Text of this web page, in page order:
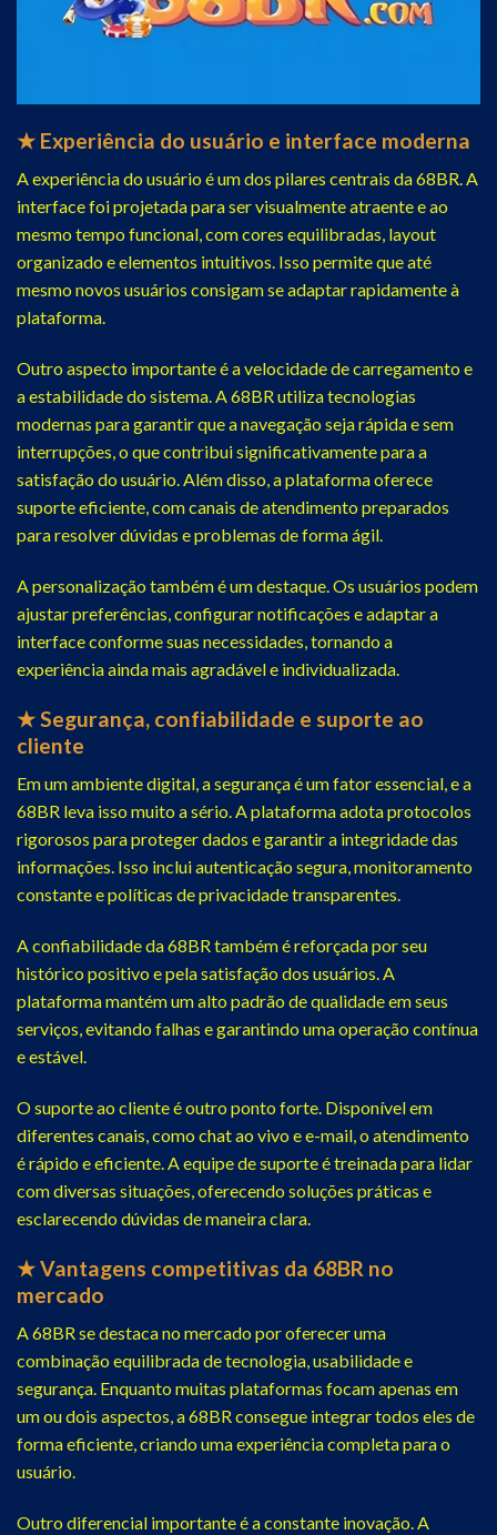
★ Experiência do usuário e interface moderna
A experiência do usuário é um dos pilares centrais da 68BR. A
interface foi projetada para ser visualmente atraente e ao
mesmo tempo funcional, com cores equilibradas, layout
organizado e elementos intuitivos. Isso permite que até
mesmo novos usuários consigam se adaptar rapidamente à
plataforma.
Outro aspecto importante é a velocidade de carregamento e
a estabilidade do sistema. A 68BR utiliza tecnologias
modernas para garantir que a navegação seja rápida e sem
interrupções, o que contribui significativamente para a
satisfação do usuário. Além disso, a plataforma oferece
suporte eficiente, com canais de atendimento preparados
para resolver dúvidas e problemas de forma ágil.
A personalização também é um destaque. Os usuários podem
ajustar preferências, configurar notificações e adaptar a
interface conforme suas necessidades, tornando a
experiência ainda mais agradável e individualizada.
★ Segurança, confiabilidade e suporte ao
cliente
Em um ambiente digital, a segurança é um fator essencial, e a
68BR leva isso muito a sério. A plataforma adota protocolos
rigorosos para proteger dados e garantir a integridade das
informações. Isso inclui autenticação segura, monitoramento
constante e políticas de privacidade transparentes.
A confiabilidade da 68BR também é reforçada por seu
histórico positivo e pela satisfação dos usuários. A
plataforma mantém um alto padrão de qualidade em seus
serviços, evitando falhas e garantindo uma operação contínua
e estável.
O suporte ao cliente é outro ponto forte. Disponível em
diferentes canais, como chat ao vivo e e-mail, o atendimento
é rápido e eficiente. A equipe de suporte é treinada para lidar
com diversas situações, oferecendo soluções práticas e
esclarecendo dúvidas de maneira clara.
★ Vantagens competitivas da 68BR no
mercado
A 68BR se destaca no mercado por oferecer uma
combinação equilibrada de tecnologia, usabilidade e
segurança. Enquanto muitas plataformas focam apenas em
um ou dois aspectos, a 68BR consegue integrar todos eles de
forma eficiente, criando uma experiência completa para o
usuário.
Outro diferencial importante é a constante inovação. A